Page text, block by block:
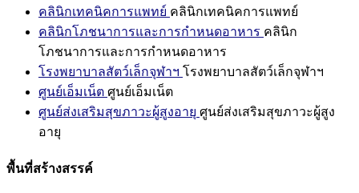
คลินิกเทคนิคการแพทย์ คลินิกเทคนิคการแพทย์
คลินิกโภชนาการและการกำหนดอาหาร คลินิก
โภชนาการและการกำหนดอาหาร
โรงพยาบาลสัตว์เล็กจุฬาฯ โรงพยาบาลสัตว์เล็กจุฬาฯ
ศูนย์เอ็มเน็ต ศูนย์เอ็มเน็ต
ศูนย์ส่งเสริมสุขภาวะผู้สูงอายุ ศูนย์ส่งเสริมสุขภาวะผู้สูง
อายุ
พื้นที่สร้างสรรค์